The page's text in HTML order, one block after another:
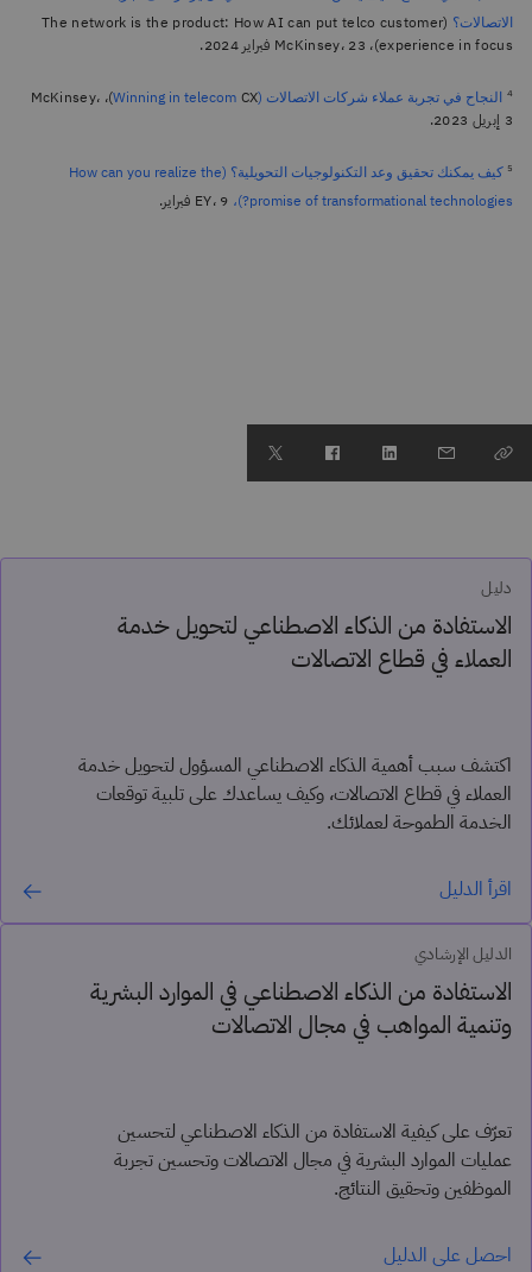
الاتصالات؟ (The network is the product: How AI can put telco customer
experience in focus)، McKinsey، 23 فبراير 2024.
4 النجاح في تجربة عملاء شركات الاتصالات (Winning in telecom
CX)، McKinsey،
3 إبريل 2023.
5
كيف يمكنك تحقيق وعد التكنولوجيات التحويلية؟ (How can you realize the
promise of transformational technologies?)،
دليل
الاستفادة من الذكاء الاصطناعي لتحويل خدمة
العملاء في قطاع الاتصالات
اكتشف سبب أهمية الذكاء الاصطناعي المسؤول لتحويل خدمة
العملاء في قطاع الاتصالات، وكيف يساعدك على تلبية توقعات
الخدمة الطموحة لعملائك.
اقرأ الدليل
الدليل الإرشادي
الاستفادة من الذكاء الاصطناعي في الموارد البشرية
وتنمية المواهب في مجال الاتصالات
تعرّف على كيفية الاستفادة من الذكاء الاصطناعي لتحسين
عمليات الموارد البشرية في مجال الاتصالات وتحسين تجربة
الموظفين وتحقيق النتائج.
احصل على الدليل